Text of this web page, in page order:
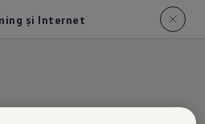
și Internet